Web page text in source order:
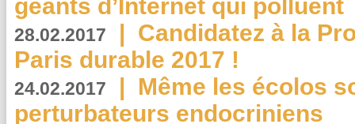
géants d’Internet qui polluent
28.02.2017 | Candidatez à la
Paris durable 2017 !
24.02.2017 | Même les écolos
perturbateurs endocriniens